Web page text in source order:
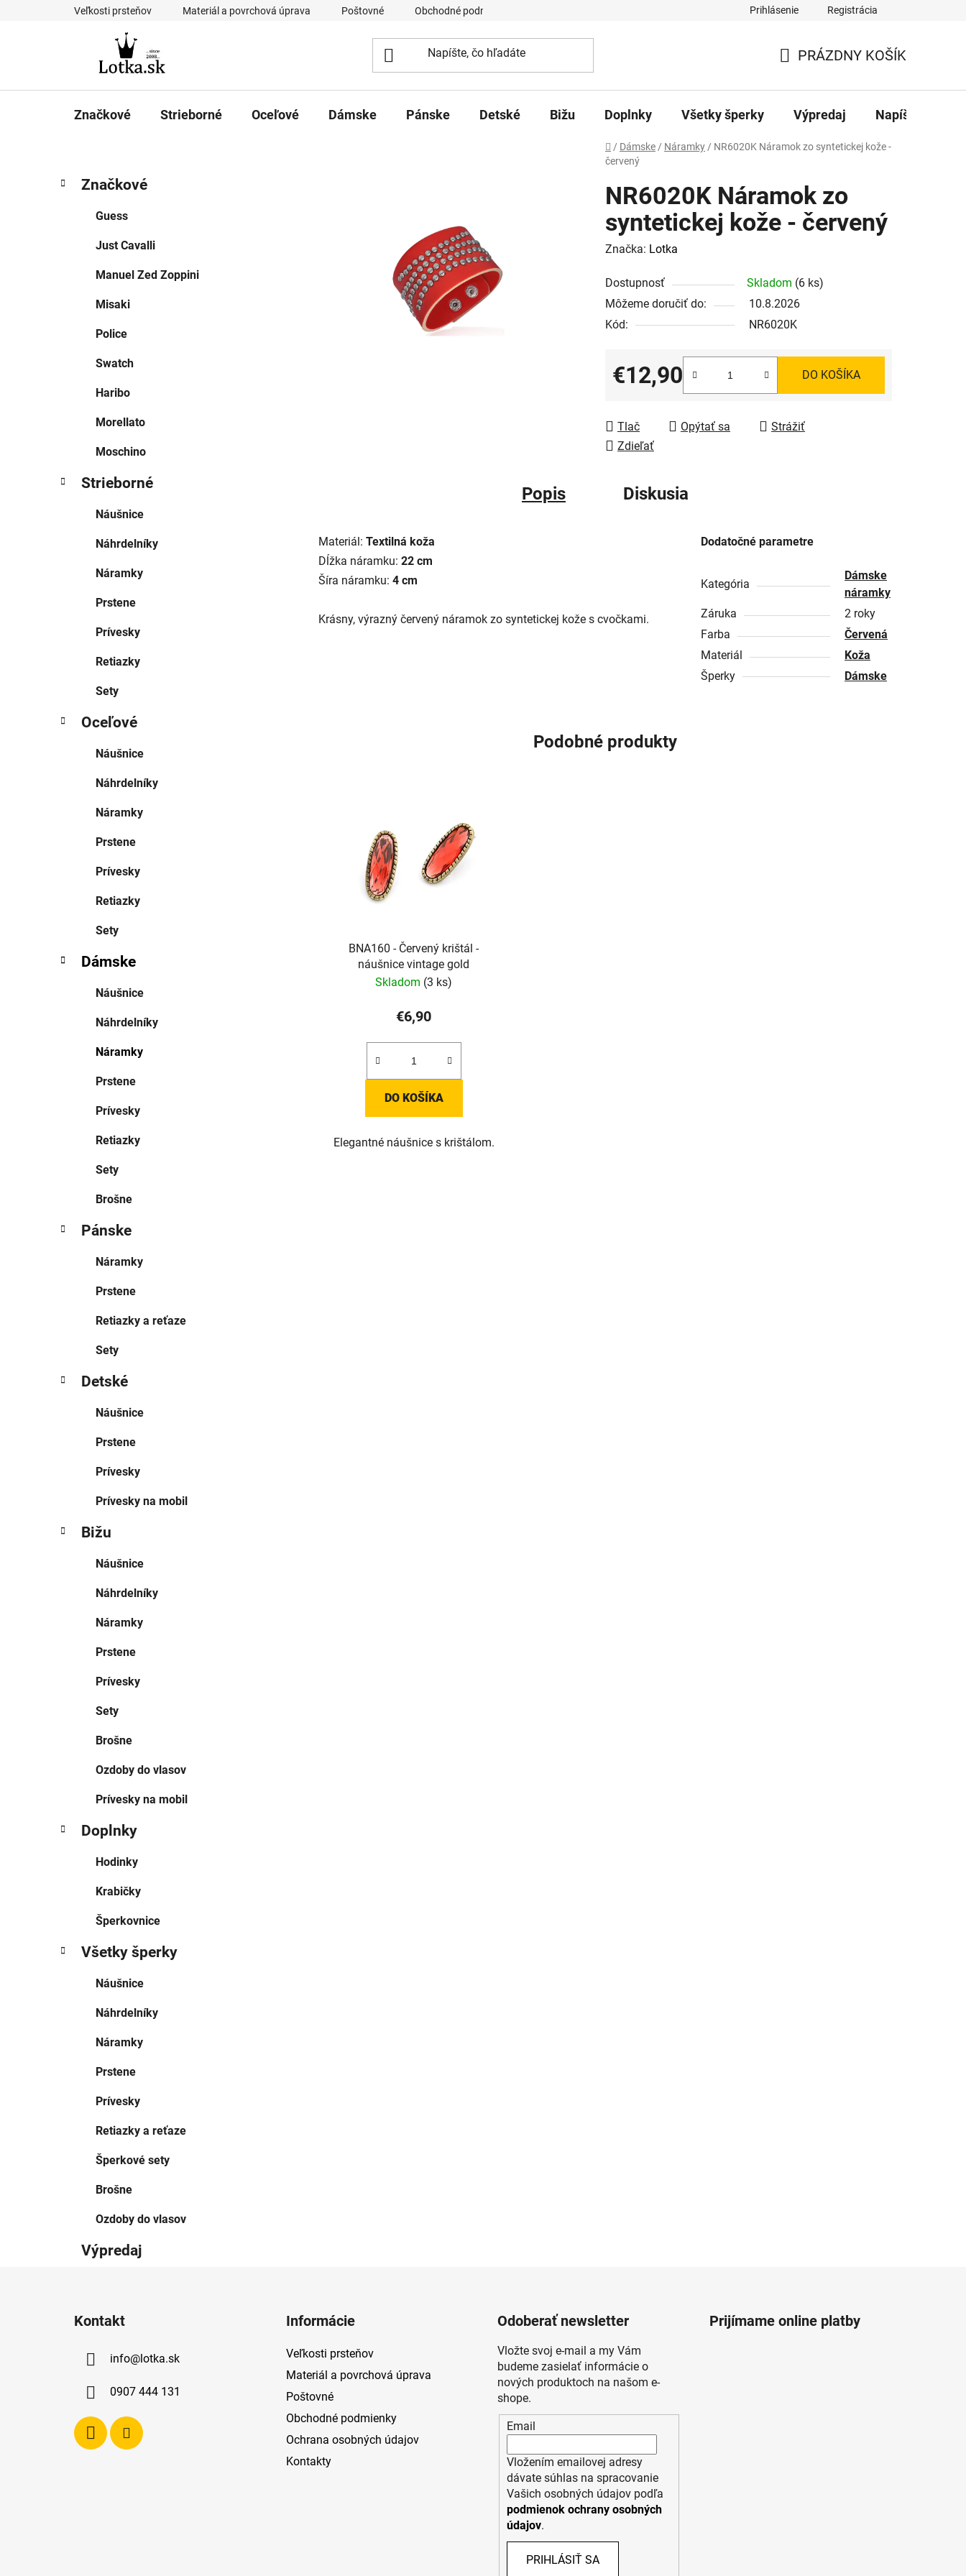
Veľkosti prsteňov Materiál a povrchová úprava Poštovné Obchodné podmienky Prihlásenie Registrácia
KOŠÍK
PRÁZDNY KOŠÍK
Značkové Strieborné Oceľové Dámske Pánske Detské Bižu Doplnky Všetky šperky Výpredaj Napíšte nám
Domov
/ Dámske / Náramky / NR6020K Náramok zo syntetickej kože -
červený
B
kategórie
a
Značkové
Guess
Just Cavalli
Manuel Zed Zoppini
Misaki
Police
Swatch
Haribo
Morellato
Moschino
Strieborné
Náušnice
Náhrdelníky
Náramky
Prstene
Prívesky
Retiazky
Sety
Oceľové
Náušnice
Náhrdelníky
Náramky
Prstene
Prívesky
Retiazky
Sety
Dámske
Náušnice
Náhrdelníky
Náramky
Prstene
Prívesky
Retiazky
Sety
Brošne
Pánske
Náramky
Prstene
Retiazky a reťaze
Sety
Detské
Náušnice
Prstene
Prívesky
Prívesky na mobil
Bižu
Náušnice
Náhrdelníky
Náramky
Prstene
Prívesky
Sety
Brošne
Ozdoby do vlasov
Prívesky na mobil
Doplnky
Hodinky
Krabičky
Šperkovnice
Všetky šperky
Náušnice
Náhrdelníky
Náramky
Prstene
Prívesky
Retiazky a reťaze
Šperkové sety
Brošne
Ozdoby do vlasov
Výpredaj
NR6020K Náramok zo
syntetickej kože - červený
Značka: Lotka
Dostupnosť Skladom (6 ks)
Môžeme doručiť do:
10.8.2026
Kód:
NR6020K
€12,90
Jednotková cena:
DO KOŠÍKA
Tlač Opýtať sa
Strážiť
Zdieľať
Popis Diskusia
Materiál: Textilná koža
Dĺžka náramku: 22 cm
Šíra náramku: 4 cm
Krásny, výrazný červený náramok zo syntetickej kože s cvočkami.
Dodatočné parametre
Kategória
Dámske
náramky
Záruka
2 roky
Farba
Červená
Materiál
Koža
Šperky
Dámske
Podobné produkty
BNA160 - Červený krištál -
náušnice vintage gold
Skladom (3 ks)
€6,90
DO KOŠÍKA
Elegantné náušnice s krištálom.
Kontakt
info@lotka.sk
0907 444 131
Informácie
Veľkosti prsteňov
Materiál a povrchová úprava
Poštovné
Obchodné podmienky
Ochrana osobných údajov
Kontakty
Odoberať newsletter
Vložte svoj e-mail a my Vám
budeme zasielať informácie o
nových produktoch na našom e-
shope.
Email
Vložením emailovej adresy
dávate súhlas na spracovanie
Vašich osobných údajov podľa
podmienok ochrany osobných
údajov.
PRIHLÁSIŤ SA
Prijímame online platby